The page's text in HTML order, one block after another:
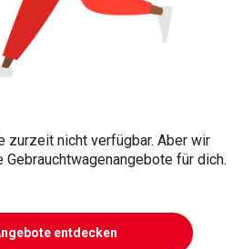
zurzeit nicht verfügbar. Aber wir
Gebrauchtwagenangebote für dich.
entdecken